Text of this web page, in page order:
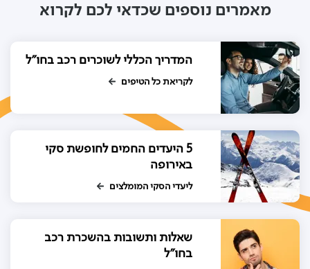
מאמרים נוספים שכדאי לכם לקרוא
המדריך הכללי לשוכרים רכב בחו"ל
לקריאת כל הטיפים
5 היעדים החמים לחופשת סקי
באירופה
ליעדי הסקי המומלצים
שאלות ותשובות בהשכרת רכב
בחו"ל